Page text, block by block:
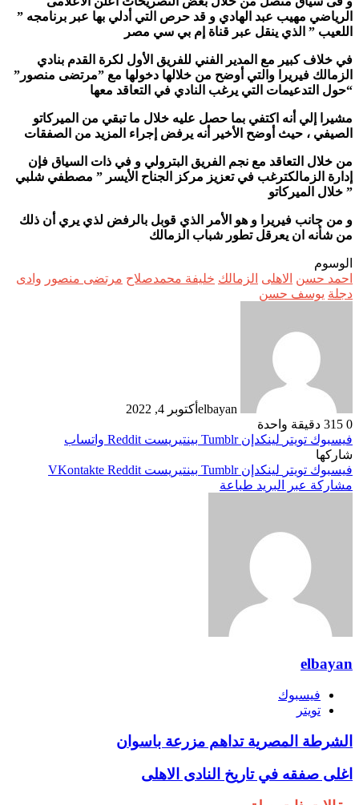
الرياضي مهيب عبد الهادي و قد حرص التي أدلي بها عبر برنامجه ”
اللعيب ” الذي ينقل عبر قناة إم بي سي مصر
في خلاف كبير مع المدير الفني للفريق الأول لكرة القدم بنادي
الزمالك فيريرا والتي أوضح من خلالها دخولها مع ”مرتضى منصور”
“حول التدعيمات التي يرغب النادي في التعاقد معها
مشيرا إلي أنه اكتفي بما حصل عليه خلال ما تبقي من الميركاتو
الصيفي ، حيث أوضح الأخير أنه يرفض إجراء المزيد من الصفقات
من خلال التعاقد مع نجم الفريق البترولي و في ذات السياق فإن
إدارة الزمالكترغب في تعزيز مركز الجناح الأيسر ” مصطفي شلبي
” خلال الميركاتو
و من جانب فيريرا و هو الأمر الذي قوبل بالرفض لذي يري أن ذلك
من شأنه ان يعرقل تطور شباب الزمالك
الوسوم
احمد حسن الاهلى الزمالك خليفة محمدصلاح مرتضى منصور وادى
دجلة يوسف حسن
elbayan أكتوبر 4, 2022
0
دقيقة واحدة
فيسبوك تويتر لينكدإن بينتيريست
واتساب
شاركها
فيسبوك تويتر لينكدإن بينتيريست
مشاركة عبر البريد طباعة
elbayan
فيسبوك
تويتر
الشرطة المصرية تداهم مزرعة باسوان
اغلى صفقه في تاريخ النادى الاهلى